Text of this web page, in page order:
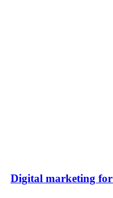
آموزش دیجیتال مارکتینگ: کتاب Digital marketing for